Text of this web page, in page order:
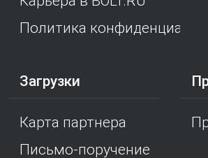
Политика
Загрузки
Карта партнера
Письмо-поручение